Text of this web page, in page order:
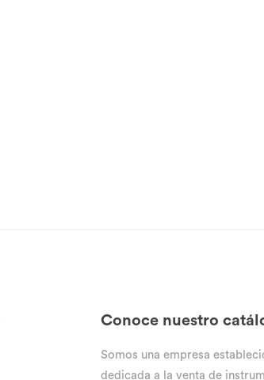
Conoce nuestro
Somos una empresa
dedicada a la venta de